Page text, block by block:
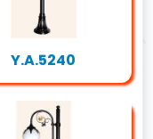
Y.A.5240